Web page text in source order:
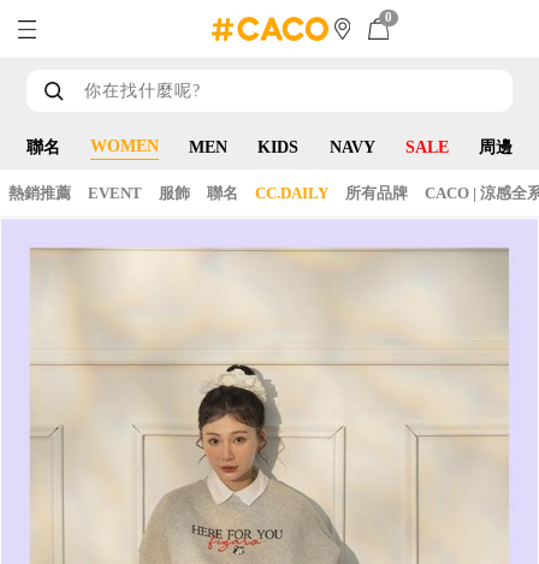
0
聯名 WOMEN MEN KIDS NAVY SALE 周邊
熱銷推薦 EVENT 服飾 聯名 CC.DAILY 所有品牌 CACO | 涼感全